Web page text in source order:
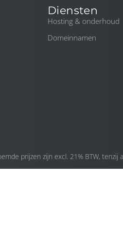
Diensten
Hosting & onderhoud
Domeinnamen
prijzen zijn excl. 21% BTW, tenzij